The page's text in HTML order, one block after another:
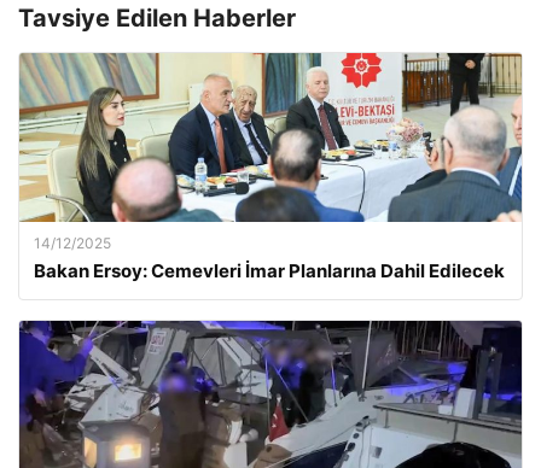
Tavsiye Edilen Haberler
14/12/2025
Bakan Ersoy: Cemevleri İmar Planlarına Dahil Edilecek